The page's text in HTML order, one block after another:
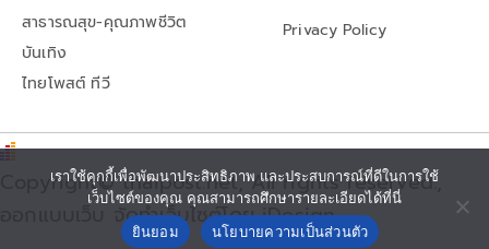
สาธารณสุข-คุณภาพชีวิต
บันเทิง
ไทยโพสต์ ทีวี
Privacy Policy
Copyright© thaipost.net, All rights reserved.,
ออกแบบเว็บ จัดทำเว็บไซต์โดย iDesign
เราใช้คุกกี้เพื่อพัฒนาประสิทธิภาพ และประสบการณ์ที่ดีในการใช้
เว็บไซต์ของคุณ คุณสามารถศึกษารายละเอียดได้ที่นี่
ยินยอม
นโยบายความเป็นส่วนตัว